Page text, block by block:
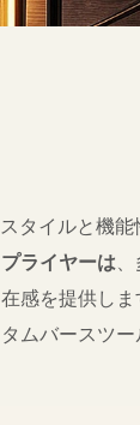
スタイルと機能
プライヤーは
在感を提供し
タムバースツ